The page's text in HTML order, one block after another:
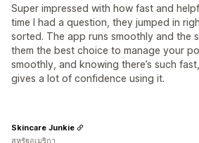
Super impressed with how fast and
time I had a question, they jumped in
sorted. The app runs smoothly and the
them the best choice to manage your
smoothly, and knowing there’s such
gives a lot of confidence using it.
Skincare Junkie
สหรัฐอเมริกา